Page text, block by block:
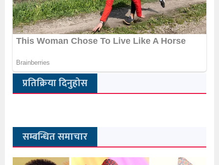
प्रतिक्रिया दिनुहोस
सम्बन्धित समाचार